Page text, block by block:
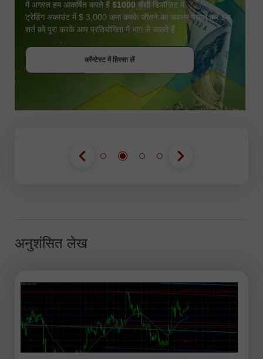
कॉन्टेस्ट में हिस्सा लें
में अगस्त हम आकर्षित करते हैं $1000 चैंसी डिपॉज़िट में
ट्रेडिंग अकाउंट में $ 3,000 जमा करके जीतने का अवसर प्राप्त करें इस
शर्त को पूरा करके आप प्रतियोगिता में भाग ले सकते हैं
कॉन्टेस्ट में हिस्सा लें
कॉन्टेस्ट में हिस्सा लें
अनुशंसित लेख